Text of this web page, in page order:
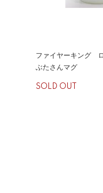
ファイヤーキング
ぶたさんマグ
SOLD OUT